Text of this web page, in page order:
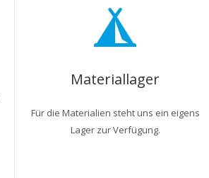
Materiallager
Für die Materialien steht uns ein eigens
Lager zur Verfügung.